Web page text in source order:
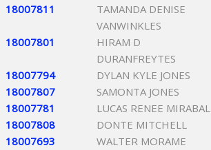
18007811
TAMANDA DENISE
VANWINKLES
18007801
HIRAM D
DURANFREYTES
18007794 DYLAN KYLE JONES
18007807
SAMONTA JONES
18007781
LUCAS RENEE MIRABAL
18007808
DONTE MITCHELL
18007693
WALTER MORAME